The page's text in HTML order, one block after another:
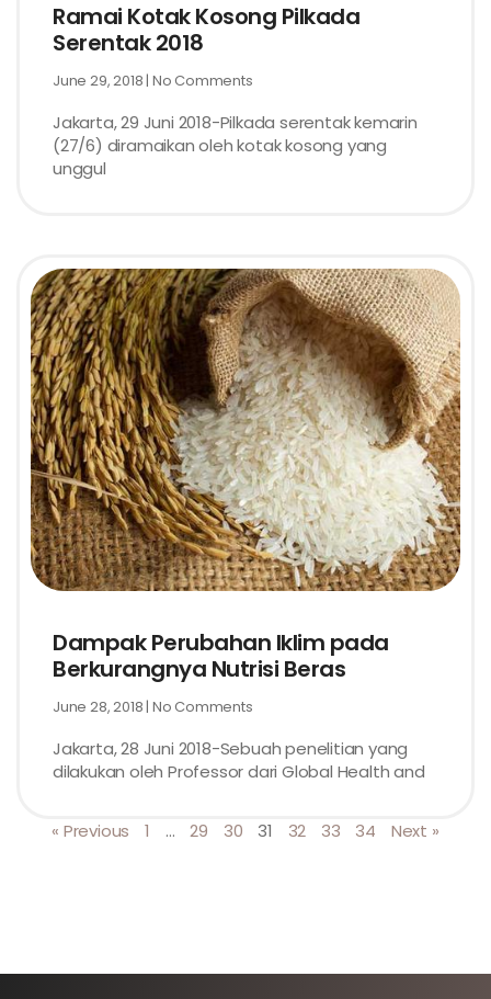
Ramai Kotak Kosong Pilkada
Serentak 2018
June 29, 2018 No Comments
Jakarta, 29 Juni 2018-Pilkada serentak kemarin
(27/6) diramaikan oleh kotak kosong yang
unggul
Dampak Perubahan Iklim pada
Berkurangnya Nutrisi Beras
June 28, 2018 No Comments
Jakarta, 28 Juni 2018-Sebuah penelitian yang
dilakukan oleh Professor dari Global Health and
« Previous 1 … 29 30 31 32 33 34 Next »